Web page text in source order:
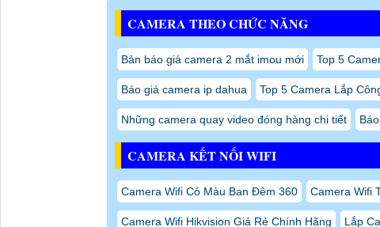
CAMERA THEO CHỨC NĂNG
Bản báo giá camera 2 mắt imou mới Top 5
Báo giá camera ip dahua Top 5 Camera Lắp
Những camera quay video đóng hàng chi tiết
CAMERA KẾT NỐI WIFI
Camera Wifi Có Màu Ban Đêm 360 Camera Wifi
Camera Wifi Hikvision Giá Rẻ Chính Hãng Lắp